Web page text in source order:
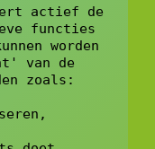
actief de
functies
worden
van de
zoals: